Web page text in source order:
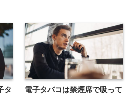
タ
電子タバコは禁煙席で吸って